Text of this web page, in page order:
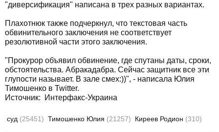
"диверсификация" написана в трех разных вариантах.
Плахотнюк также подчеркнул, что текстовая часть
обвинительного заключения не соответствует
резолютивной части этого заключения.
"Прокурор объявил обвинение, где спутаны даты, сроки,
обстоятельства. Абракадабра. Сейчас защитник все эти
глупости называет. В зале смех:))", - написала Юлия
Тимошенко в Twitter.
Источник:
Интерфакс-Украина
суд (25451) Тимошенко Юлия (21257) Киреев Родион (310)